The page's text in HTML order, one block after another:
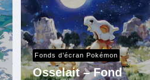
Fonds d’écran Pokémon
Osselait – Fond